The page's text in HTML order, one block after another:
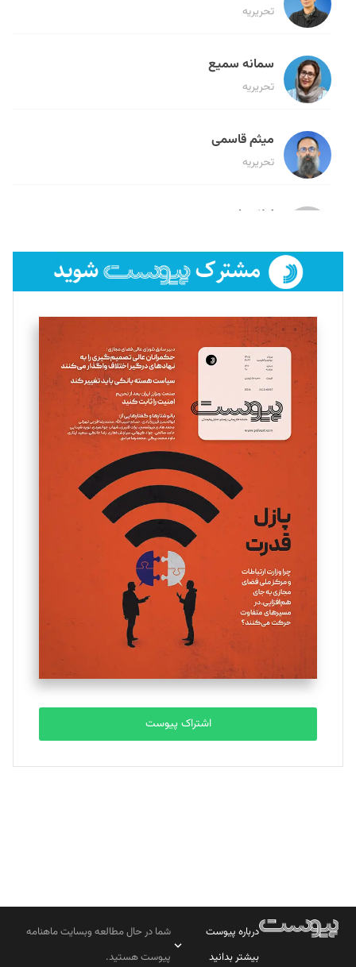
تحریریه
سمانه سمیع
تحریریه
میثم قاسمی
تحریریه
لیلا حنارود
فائزه فتحی رستمی
تحریریه
سروش کرمیان
تحریریه
مینا پاکدل
یسنا امان‌پور
تحریریه
ملینا جعفری
تحریریه
مصطفی مسجدی آرانی
تحریریه
بابک نقاش
تحریریه
اشتراک پیوست
درباره پیوست
بیشتر بدانید
شما در حال مطالعه وبسایت ماهنامه
پیوست هستید.